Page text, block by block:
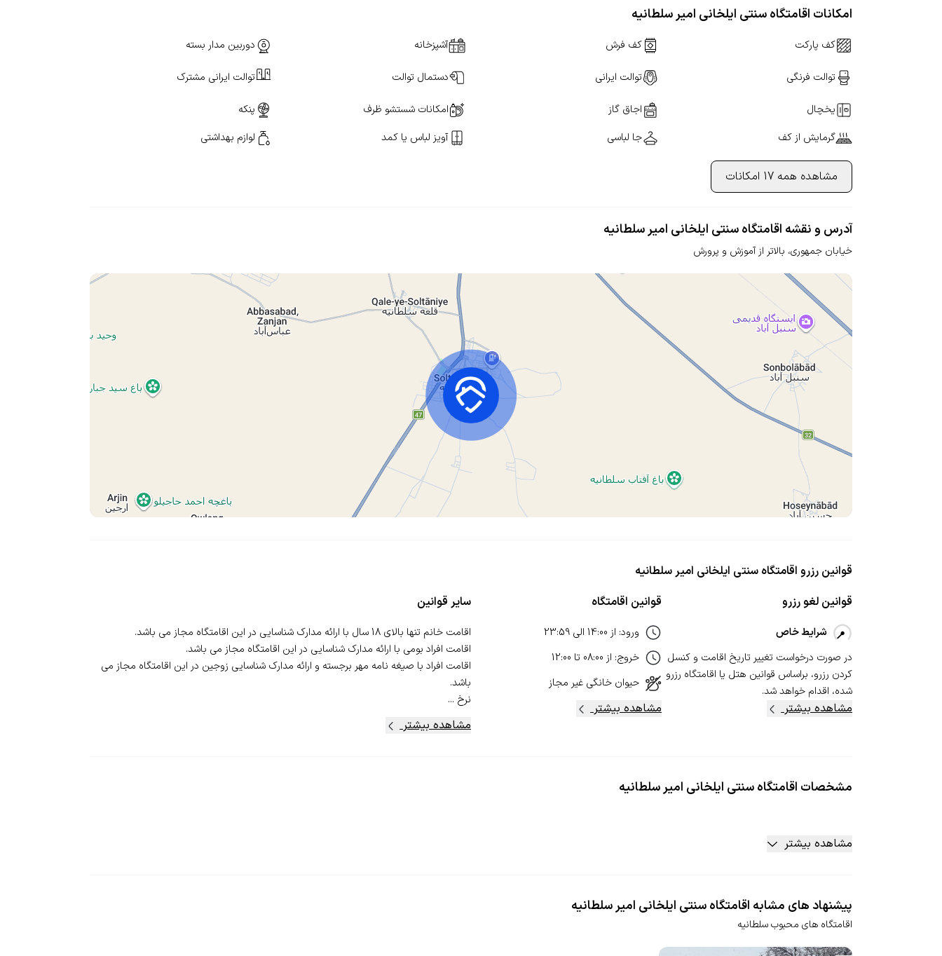
امکانات اقامتگاه سنتی ایلخانی امیر سلطانیه
کف پارکت کف فرش آشپزخانه دوربین مدار بسته
توالت فرنگی توالت ایرانی دستمال توالت توالت ایرانی مشترک
یخچال اجاق گاز امکانات شستشو ظرف
پنکه
گرمایش از کف
جا لباسی آویز لباس یا کمد لوازم بهداشتی
مشاهده همه 17 امکانات
آدرس و نقشه اقامتگاه سنتی ایلخانی امیر سلطانیه
خیابان جمهوری، بالاتر از آموزش و پرورش
قوانین رزرو اقامتگاه سنتی ایلخانی امیر سلطانیه
قوانین لغو رزرو
شرایط خاص
در صورت درخواست تغییر تاریخ اقامت و کنسل‌
کردن رزرو، بر‌اساس قوانین هتل یا اقامتگاه رزرو
شده، اقدام خواهد شد.
مشاهده بیشتر
قوانین اقامتگاه
ورود: از 14:00 الی 23:59
خروج: از 08:00 تا 12:00
حیوان خانگی غیر مجاز
مشاهده بیشتر
سایر قوانین
اقامت افراد با صیغه نامه مهر برجسته و ارائه مدارک شناسایی زوجین در این اقامتگاه مجاز می
نرخ ...
مشاهده بیشتر
مشخصات اقامتگاه سنتی ایلخانی امیر سلطانیه
مشاهده بیشتر
پیشنهاد های مشابه اقامتگاه سنتی ایلخانی امیر سلطانیه
اقامتگاه های محبوب سلطانیه